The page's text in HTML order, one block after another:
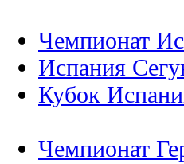
Чемпионат
Испания
Кубок
Чемпионат